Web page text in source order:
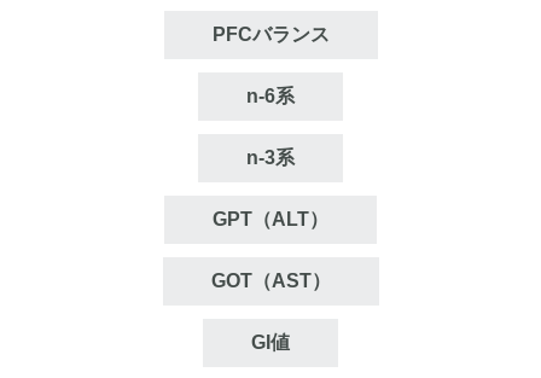
PFCバランス
n‐6系
n‐3系
GPT（ALT）
GOT（AST）
GI値